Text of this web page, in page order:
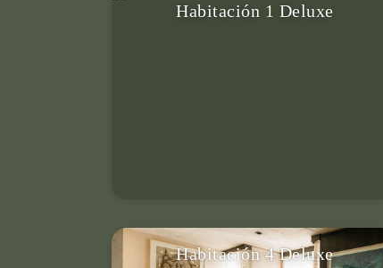
Habitación 1 Deluxe
Habitación 4 Deluxe